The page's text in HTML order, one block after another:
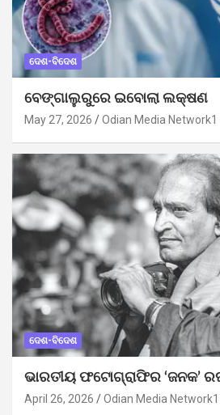
ଦେଶ-ବିଦେଶ
ବେଙ୍ଗାଲୁରୁରେ ଇବୋଲା ଲକ୍ଷଣ
May 27, 2026 Odian Media Network1
ଦେଶ-ବିଦେଶ
ଭାରତୀୟ ଫଟୋଗ୍ରାଫିର ‘ଜନକ’
April 26, 2026 Odian Media Network1